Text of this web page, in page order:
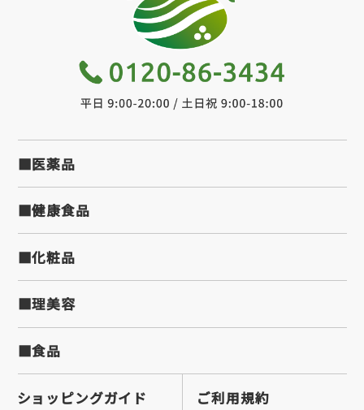
■医薬品
■健康食品
■化粧品
■理美容
■食品
ショッピングガイド ご利用規約